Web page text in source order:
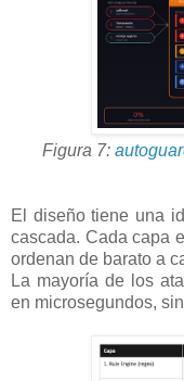
Figura 7:
El diseño tiene una
cascada. Cada capa
ordenan de barato a
La mayoría de los
en microsegundos,